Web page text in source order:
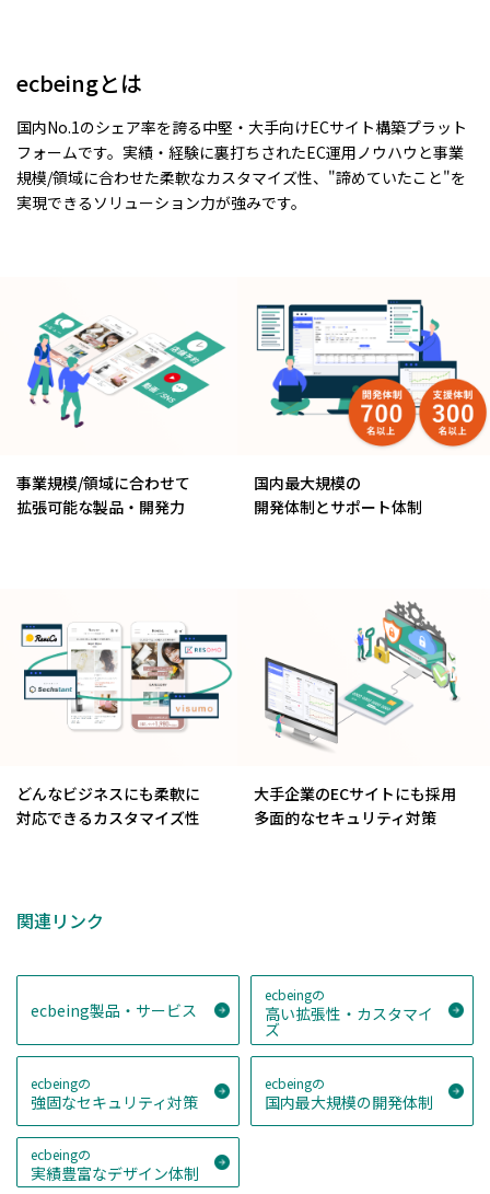
ecbeingとは
国内No.1のシェア率を誇る中堅・大手向けECサイト構築プラット
フォームです。実績・経験に裏打ちされたEC運用ノウハウと事業
規模/領域に合わせた柔軟なカスタマイズ性、"諦めていたこと"を
実現できるソリューション力が強みです。
事業規模/領域に合わせて
拡張可能な製品・開発力
国内最大規模の
開発体制とサポート体制
どんなビジネスにも柔軟に
対応できるカスタマイズ性
大手企業のECサイトにも採用
多面的なセキュリティ対策
関連リンク
ecbeing製品・サービス
ecbeingの
高い拡張性・カスタマイ
ズ
ecbeingの
強固なセキュリティ対策
ecbeingの
国内最大規模の開発体制
ecbeingの
実績豊富なデザイン体制